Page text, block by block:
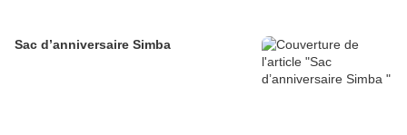
Sac d’anniversaire Simba